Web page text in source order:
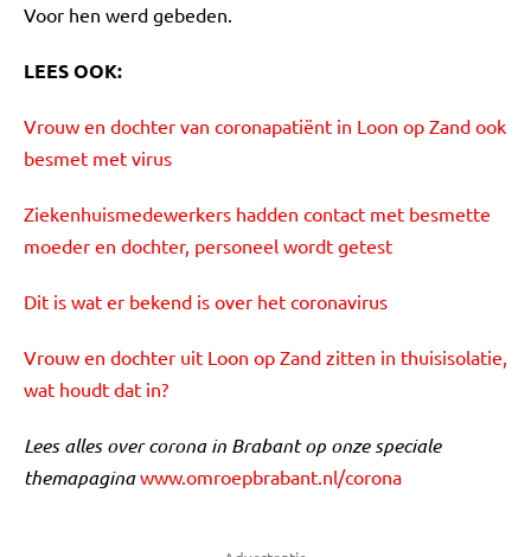
Voor hen werd gebeden.
LEES OOK:
Vrouw en dochter van coronapatiënt in Loon op Zand ook
besmet met virus
Ziekenhuismedewerkers hadden contact met besmette
moeder en dochter, personeel wordt getest
Dit is wat er bekend is over het coronavirus
Vrouw en dochter uit Loon op Zand zitten in thuisisolatie,
wat houdt dat in?
Lees alles over corona in Brabant op onze speciale
themapaginawww.omroepbrabant.nl/corona